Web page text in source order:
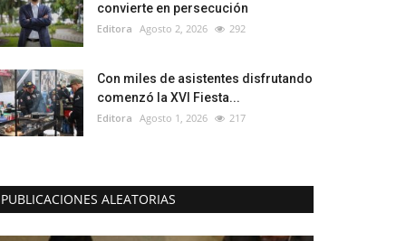
convierte en persecución
Editora Agosto 2, 2026 292
Con miles de asistentes disfrutando
comenzó la XVI Fiesta...
Editora Agosto 1, 2026 217
PUBLICACIONES ALEATORIAS